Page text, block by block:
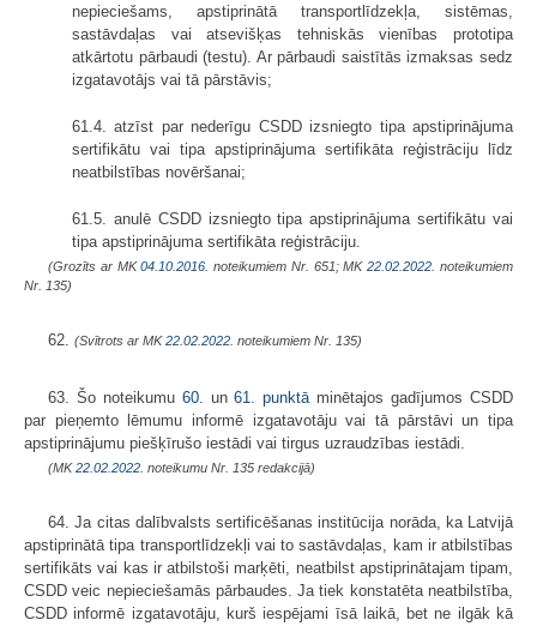
nepieciešams, apstiprinātā transportlīdzekļa, sistēmas,
sastāvdaļas vai atsevišķas tehniskās vienības prototipa
atkārtotu pārbaudi (testu). Ar pārbaudi saistītās izmaksas sedz
izgatavotājs vai tā pārstāvis;
61.4. atzīst par nederīgu CSDD izsniegto tipa apstiprinājuma
sertifikātu vai tipa apstiprinājuma sertifikāta reģistrāciju līdz
neatbilstības novēršanai;
61.5. anulē CSDD izsniegto tipa apstiprinājuma sertifikātu vai
tipa apstiprinājuma sertifikāta reģistrāciju.
(Grozīts ar MK04.10.2016. noteikumiem Nr. 651; MK22.02.2022. noteikumiem
Nr. 135)
62. (Svītrots ar MK22.02.2022. noteikumiem Nr. 135)
63. Šo noteikumu 60. un61. punktāminētajos gadījumos CSDD
par pieņemto lēmumu informē izgatavotāju vai tā pārstāvi un tipa
apstiprinājumu piešķīrušo iestādi vai tirgus uzraudzības iestādi.
(MK22.02.2022. noteikumu Nr. 135 redakcijā)
64. Ja citas dalībvalsts sertificēšanas institūcija norāda, ka Latvijā
apstiprinātā tipa transportlīdzekļi vai to sastāvdaļas, kam ir atbilstības
sertifikāts vai kas ir atbilstoši marķēti, neatbilst apstiprinātajam tipam,
CSDD veic nepieciešamās pārbaudes. Ja tiek konstatēta neatbilstība,
CSDD informē izgatavotāju, kurš iespējami īsā laikā, bet ne ilgāk kā